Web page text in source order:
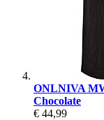
ONLNIVA
Chocolate
€ 44,99